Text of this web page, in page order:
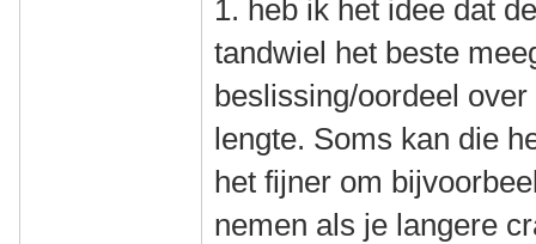
1. heb ik het idee dat
tandwiel het beste
beslissing/oordeel
lengte. Soms kan die
het fijner om
nemen als je langere